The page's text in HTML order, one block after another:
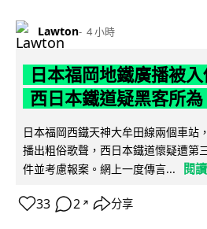
Lawton 4 小時
日本福岡地鐵廣播被
西日本鐵道疑黑客所為
日本福岡西鐵天神大牟田線兩個車站
播出粗俗歌聲，西日本鐵道懷疑遭第
件並考慮報案。網上一度傳言...
閱
33 2 ↗ 分享